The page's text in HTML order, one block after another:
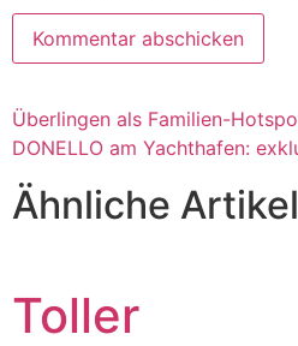
Überlingen als Familien-
DONELLO am Yachthafen:
Ähnliche Artikel
Toller